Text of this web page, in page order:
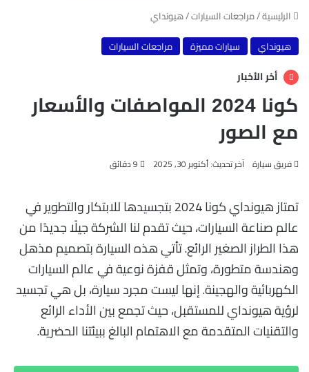
الرئيسية/مراجعات السيارات/هيونداي
هيونداي
سيارات مميزة مراجعات السيارات
أخر الأخبار
كونا 2024 المواصفات والأسعار
مع الصور
فريق سيارة آخر تحديث: أكتوبر 30, 2025
تمتاز هيونداي كونا 2024 بتجسيدها للابتكار والتطوير في
عالم صناعة السيارات، حيث تقدم لنا الشركة جيلًا جديدًا من
هذا الطراز الصغير الرائع. تأتي هذه السيارة بتصميم مذهل
وهندسة متطورة، وتمثل قفزة نوعية في عالم السيارات
الكهربائية والهجينة. إنها ليست مجرد سيارة، بل هي تجسيد
لرؤية هيونداي للمستقبل، حيث تجمع بين الأداء الرائع
والتقنيات المتقدمة مع الاهتمام البالغ ببيئتنا الحضرية.